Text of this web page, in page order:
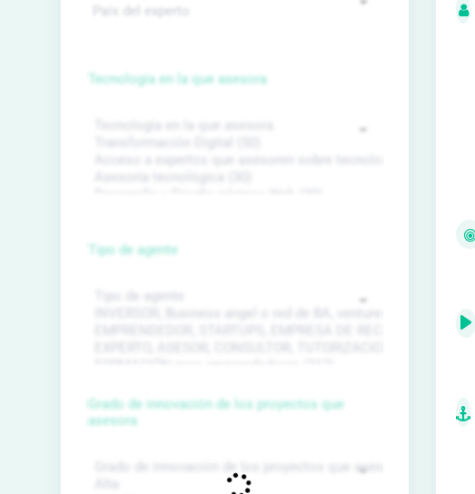
Tecnología en la que asesora
Tipo de agente
Grado de innovación de los proyectos que
asesora